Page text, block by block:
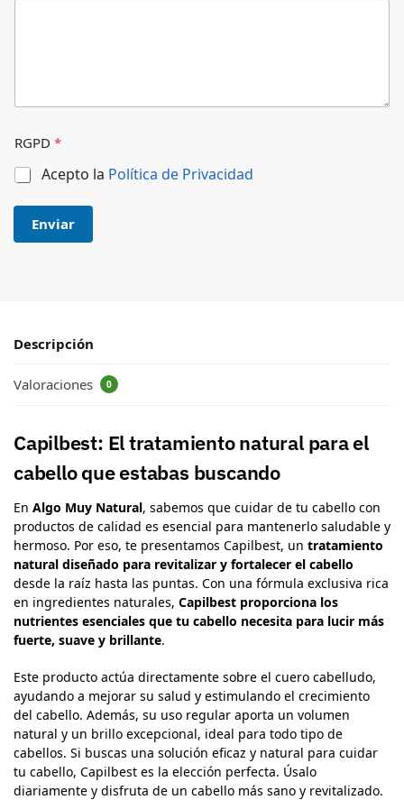
RGPD *
Acepto la Política de Privacidad
Enviar
Descripción
Valoraciones 0
Capilbest: El tratamiento natural para el
cabello que estabas buscando
En Algo Muy Natural, sabemos que cuidar de tu cabello con
productos de calidad es esencial para mantenerlo saludable y
hermoso. Por eso, te presentamos Capilbest, un tratamiento
natural diseñado para revitalizar y fortalecer el cabello
desde la raíz hasta las puntas. Con una fórmula exclusiva rica
en ingredientes naturales, Capilbest proporciona los
nutrientes esenciales que tu cabello necesita para lucir más
fuerte, suave y brillante.
Este producto actúa directamente sobre el cuero cabelludo,
ayudando a mejorar su salud y estimulando el crecimiento
del cabello. Además, su uso regular aporta un volumen
natural y un brillo excepcional, ideal para todo tipo de
cabellos. Si buscas una solución eficaz y natural para cuidar
tu cabello, Capilbest es la elección perfecta. Úsalo
diariamente y disfruta de un cabello más sano y revitalizado.